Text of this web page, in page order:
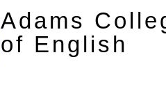
Adams
of English